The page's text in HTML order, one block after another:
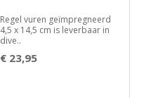
Regel vuren geïmpregneerd
4,5 x 14,5 cm is leverbaar in
dive..
€ 23,95